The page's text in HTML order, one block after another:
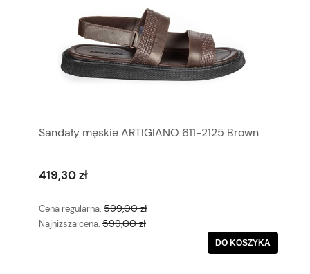
Sandały męskie ARTIGIANO 611-2125 Brown
419,30 zł
Cena regularna: 599,00 zł
Najniższa cena: 599,00 zł
DO KOSZYKA